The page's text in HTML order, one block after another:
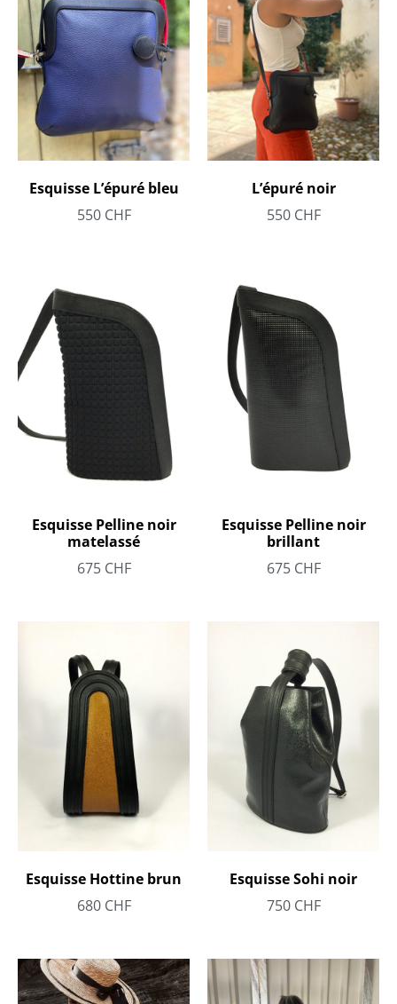
Esquisse L’épuré bleu
550 CHF
L’épuré noir
550 CHF
Esquisse Pelline noir
matelassé
675 CHF
Esquisse Pelline noir
brillant
675 CHF
Esquisse Hottine brun
680 CHF
Esquisse Sohi noir
750 CHF